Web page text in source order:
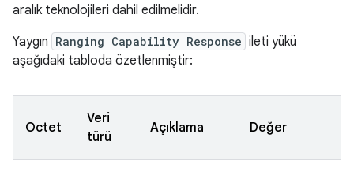
aralık teknolojileri dahil edilmelidir.
Yaygın Ranging Capability Response ileti yükü
aşağıdaki tabloda özetlenmiştir:
Octet
Veri
türü
Açıklama Değer